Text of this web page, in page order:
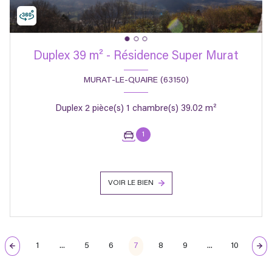
Duplex 39 m² - Résidence Super Murat
MURAT-LE-QUAIRE (63150)
Duplex 2 pièce(s) 1 chambre(s) 39.02 m²
1
VOIR LE BIEN
1 ... 5 6 7 8 9 ... 10